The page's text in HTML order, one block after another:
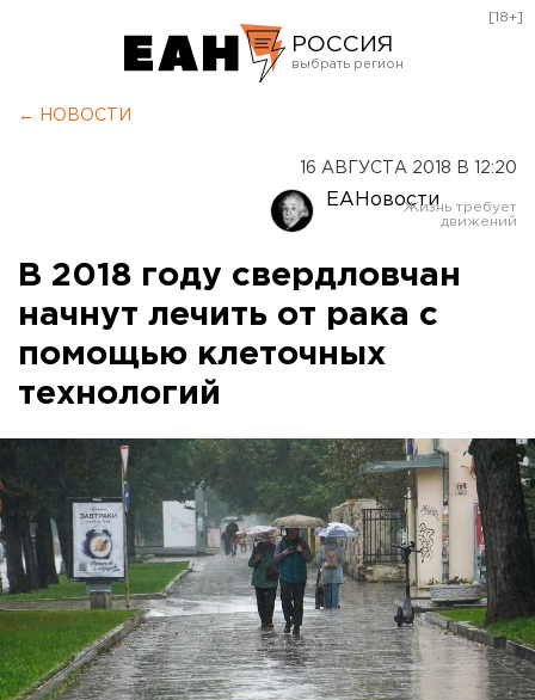
РОССИЯ
Оренбург
[18+]
← НОВОСТИ
16 АВГУСТА 2018 В 12:20
ЕАНовости
В 2018 году свердловчан
начнут лечить от рака с
помощью клеточных
технологий